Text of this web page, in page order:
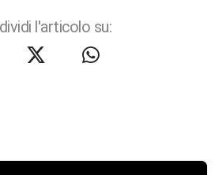
l'articolo su: